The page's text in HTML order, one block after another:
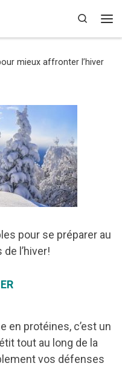
Search
mieux affronter l’hiver
pour se préparer au
l’hiver!
en protéines, c’est un
tout au long de la
vos défenses